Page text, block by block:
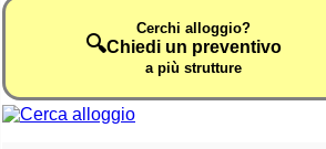
🔍
Cerchi alloggio?
Chiedi un preventivo
a più strutture